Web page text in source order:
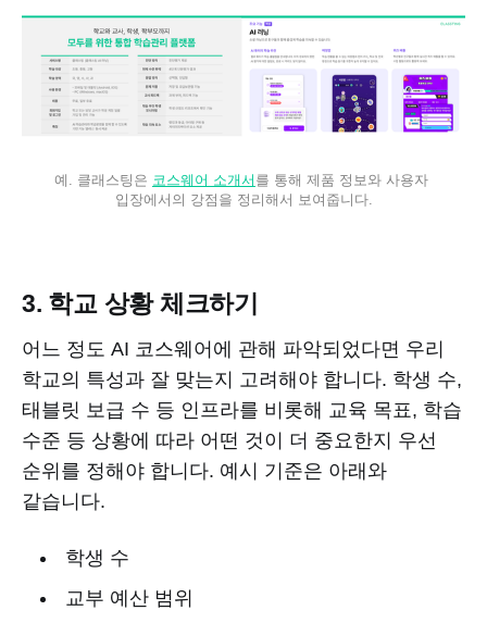
예. 클래스팅은 코스웨어 소개서 를 통해 제품 정보와 사용자
입장에서의 강점을 정리해서 보여줍니다.
3. 학교 상황 체크하기
어느 정도 AI 코스웨어에 관해 파악되었다면 우리
학교의 특성과 잘 맞는지 고려해야 합니다. 학생 수,
태블릿 보급 수 등 인프라를 비롯해 교육 목표, 학습
수준 등 상황에 따라 어떤 것이 더 중요한지 우선
순위를 정해야 합니다. 예시 기준은 아래와
같습니다.
학생 수
교부 예산 범위